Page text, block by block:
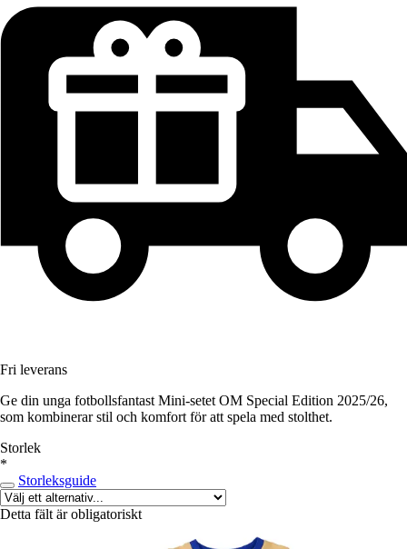
Fri leverans
Ge din unga fotbollsfantast Mini-setet OM Special Edition 2025/26,
som kombinerar stil och komfort för att spela med stolthet.
Storlek
*
Storleksguide
Detta fält är obligatoriskt